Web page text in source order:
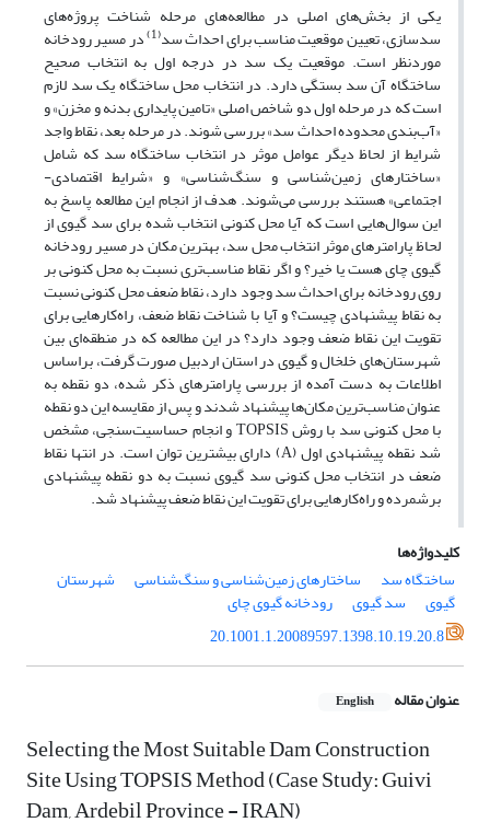
یکی از بخش‌های اصلی در مطالعه‌های مرحله شناخت پروژه‌های
سدسازی، تعیین موقعیت مناسب برای احداث سد(1) در مسیر رودخانه
موردنظر است. موقعیت یک سد در درجه اول به انتخاب صحیح
ساختگاه آن سد بستگی دارد. در انتخاب محل ساختگاه یک سد لازم
است که در مرحله اول دو شاخص اصلی «تامین پایداری بدنه و مخزن» و
«آب‌بندی محدوده احداث سد» بررسی شوند. در مرحله بعد، نقاط واجد
شرایط از لحاظ دیگر عوامل موثر در انتخاب ساختگاه سد که شامل
«ساختارهای زمین‌شناسی و سنگ‌شناسی» و «شرایط اقتصادی-
اجتماعی» هستند بررسی می‌‌شوند. هدف از انجام این مطالعه پاسخ به
این سوال‌هایی است که آیا محل کنونی انتخاب شده برای سد گیوی از
لحاظ پارامترهای موثر انتخاب محل سد، بهترین مکان در مسیر رودخانه
گیوی چای هست یا خیر؟ و اگر نقاط مناسب‌‌تری نسبت به محل کنونی بر
روی رودخانه برای احداث سد وجود دارد، نقاط ضعف محل کنونی نسبت
به نقاط پیشنهادی چیست؟ و آیا با شناخت نقاط ضعف، راه‌کارهایی برای
تقویت این نقاط ضعف وجود دارد؟ در این مطالعه که در منطقه‌ای بین
شهرستان‌های خلخال و گیوی در استان اردبیل صورت گرفت، براساس
اطلاعات به دست آمده از بررسی پارامترهای ذکر شده، دو نقطه به
عنوان مناسب‌ترین مکان‌ها پیشنهاد شدند و پس از مقایسه این دو نقطه
با محل کنونی سد با روش TOPSIS و انجام حساسیت‌سنجی، مشخص
شد نقطه پیشنهادی اول (A) دارای بیشترین توان است. در انتها نقاط
ضعف در انتخاب محل کنونی سد گیوی نسبت به دو نقطه پیشنهادی
برشمرده و راه‌کارهایی برای تقویت این نقاط ضعف پیشنهاد شد.
کلیدواژه‌ها
ساختگاه سد
ساختارهای زمین‌شناسی و سنگ‌شناسی شهرستان
گیوی سد گیوی
رودخانه گیوی چای
20.1001.1.20089597.1398.10.19.20.8
عنوان مقاله English
Selecting the Most Suitable Dam Construction
Site Using TOPSIS Method (Case Study: Guivi
Dam, Ardebil Province - IRAN)